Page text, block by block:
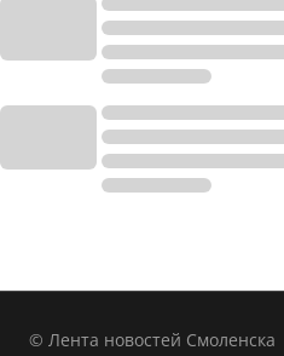
© Лента новостей Смоленска